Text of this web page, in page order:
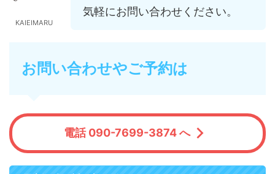
KAIEIMARU
気軽にお問い合わせください。
お問い合わせやご予約は
電話 090-7699-3874 へ